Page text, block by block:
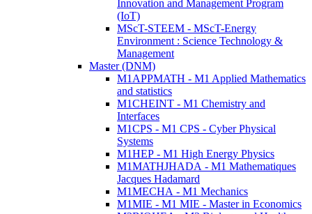
Innovation and Management Program
(IoT)
MScT-STEEM - MScT-Energy
Environment : Science Technology &
Management
Master (DNM)
M1APPMATH - M1 Applied Mathematics
and statistics
M1CHEINT - M1 Chemistry and
Interfaces
M1CPS - M1 CPS - Cyber Physical
Systems
M1HEP - M1 High Energy Physics
M1MATHJHADA - M1 Mathematiques
Jacques Hadamard
M1MECHA - M1 Mechanics
M1MIE - M1 MIE - Master in Economics